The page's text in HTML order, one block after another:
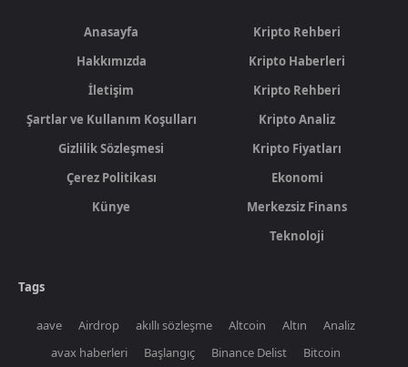
Anasayfa
Hakkımızda
İletişim
Şartlar ve Kullanım Koşulları
Gizlilik Sözleşmesi
Çerez Politikası
Künye
Kripto Rehberi
Kripto Haberleri
Kripto Rehberi
Kripto Analiz
Kripto Fiyatları
Ekonomi
Merkezsiz Finans
Teknoloji
Tags
aave Airdrop akıllı sözleşme Altcoin Altın
Analiz
avax haberleri
Başlangıç Binance Delist
Bitcoin